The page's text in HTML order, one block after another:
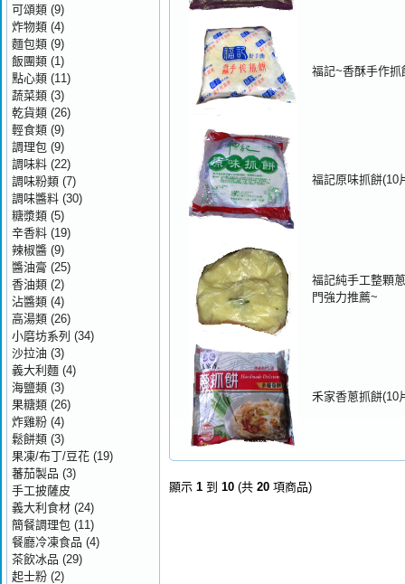
福記~香酥手作抓
福記原味抓餅(10
福記純手工整顆
門強力推薦~
禾家香蔥抓餅(10
顯示 1 到 10 (共 20 項商品)
可頌類 (9)
炸物類 (4)
麵包類 (9)
飯團類 (1)
點心類 (11)
蔬菜類 (3)
乾貨類 (26)
輕食類 (9)
調理包 (9)
調味料 (22)
調味粉類 (7)
調味醬料 (30)
糖漿類 (5)
辛香料 (19)
辣椒醬 (9)
醬油膏 (25)
香油類 (2)
沾醬類 (4)
高湯類 (26)
小磨坊系列 (34)
沙拉油 (3)
義大利麵 (4)
海鹽類 (3)
果糖類 (26)
炸雞粉 (4)
鬆餅類 (3)
果凍/布丁/豆花 (19)
蕃茄製品 (3)
手工披薩皮
義大利食材 (24)
簡餐調理包 (11)
餐廳冷凍食品 (4)
茶飲冰品 (29)
起士粉 (2)